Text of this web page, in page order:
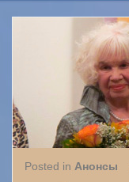
Posted in Анонсы